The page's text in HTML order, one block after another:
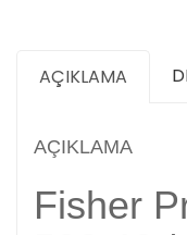
AÇIKLAMA
AÇIKLAMA
Fisher